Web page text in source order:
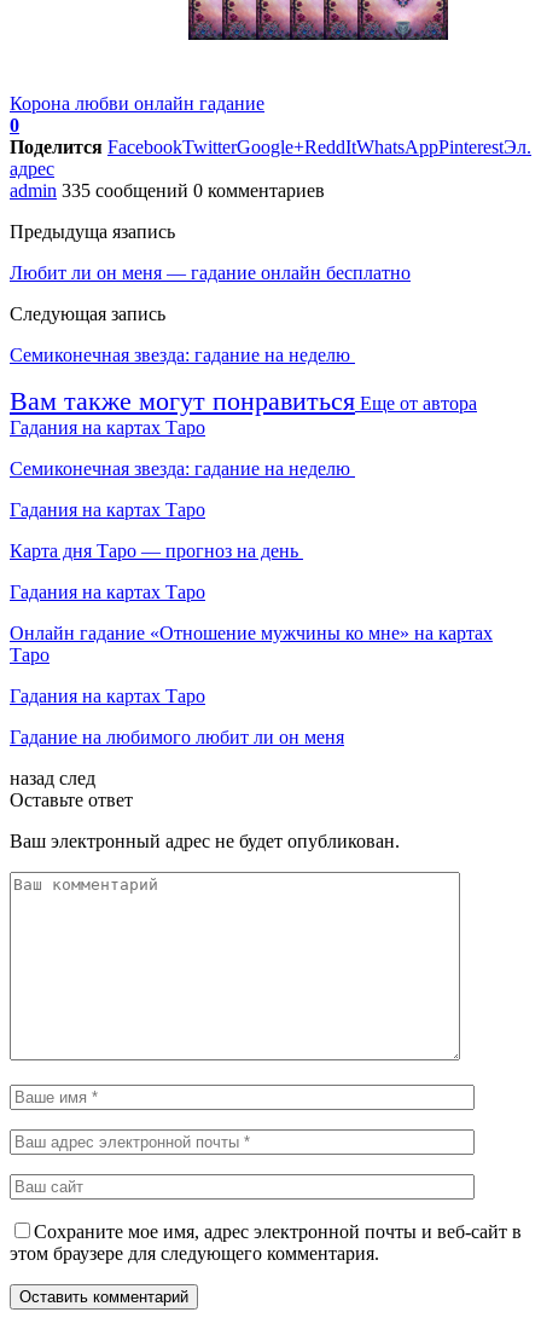
Корона любви онлайн гадание
0
Поделится FacebookTwitterGoogle+ReddItWhatsAppPinterestЭл.
адрес
admin 335 сообщений 0 комментариев
Предыдуща язапись
Любит ли он меня — гадание онлайн бесплатно
Следующая запись
Семиконечная звезда: гадание на неделю
Вам также могут понравиться Еще от автора
Гадания на картах Таро
Семиконечная звезда: гадание на неделю
Гадания на картах Таро
Карта дня Таро — прогноз на день
Гадания на картах Таро
Онлайн гадание «Отношение мужчины ко мне» на картах
Таро
Гадания на картах Таро
Гадание на любимого любит ли он меня
назад след
Оставьте ответ
Ваш электронный адрес не будет опубликован.
Сохраните мое имя, адрес электронной почты и веб-сайт в
этом браузере для следующего комментария.